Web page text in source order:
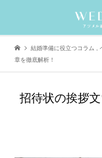
結婚準備に役立つコラム
章を徹底解析！
招待状の挨拶